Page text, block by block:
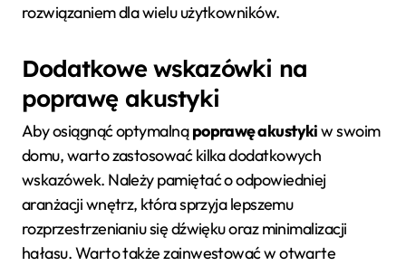
rozwiązaniem dla wielu użytkowników.
Dodatkowe wskazówki na
poprawę akustyki
Aby osiągnąć optymalnąpoprawę akustykiw swoim
domu, warto zastosować kilka dodatkowych
wskazówek. Należy pamiętać o odpowiedniej
aranżacji wnętrz, która sprzyja lepszemu
rozprzestrzenianiu się dźwięku oraz minimalizacji
hałasu. Warto także zainwestować w otwarte